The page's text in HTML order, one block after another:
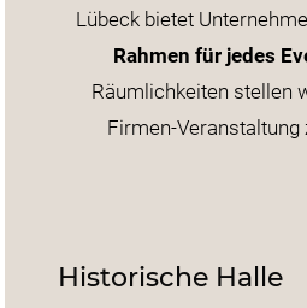
Lübeck bietet
Rahmen für jedes
Räumlichkeiten stellen
Firmen-Veranstaltung
Historische Halle